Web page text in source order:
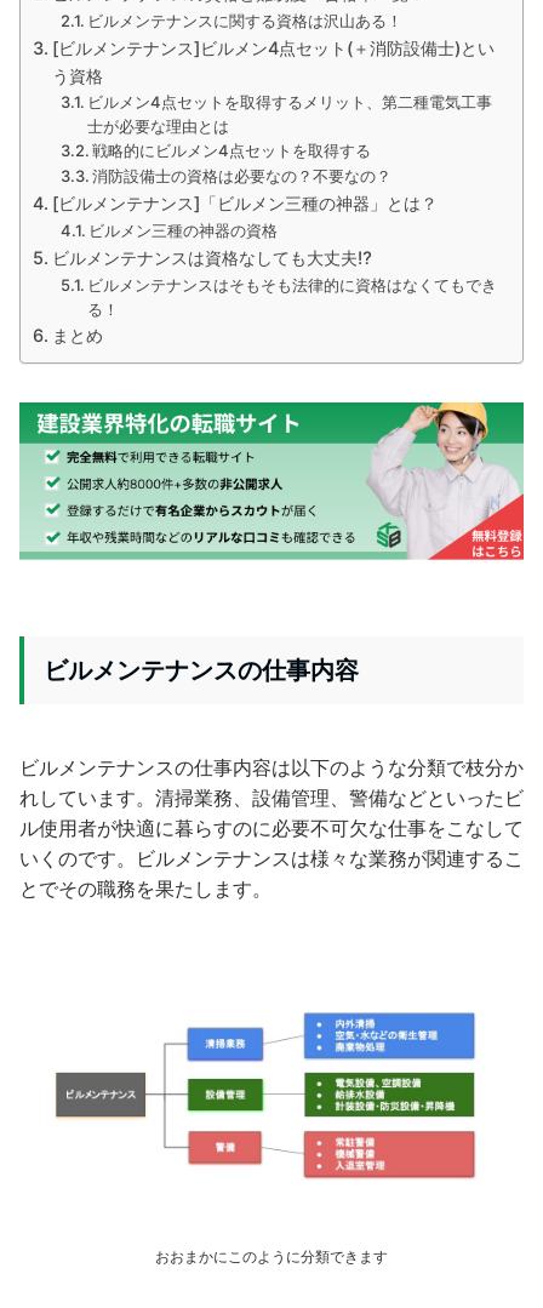
ビルメンテナンスに関する資格は沢山ある！
[ビルメンテナンス]ビルメン4点セット(＋消防設備士)とい
う資格
ビルメン4点セットを取得するメリット、第二種電気工事
士が必要な理由とは
戦略的にビルメン4点セットを取得する
消防設備士の資格は必要なの？不要なの？
[ビルメンテナンス]「ビルメン三種の神器」とは？
ビルメン三種の神器の資格
ビルメンテナンスは資格なしても大丈夫⁉
ビルメンテナンスはそもそも法律的に資格はなくてもでき
る！
まとめ
ビルメンテナンスの仕事内容
ビルメンテナンスの仕事内容は以下のような分類で枝分か
れしています。清掃業務、設備管理、警備などといったビ
ル使用者が快適に暮らすのに必要不可欠な仕事をこなして
いくのです。ビルメンテナンスは様々な業務が関連するこ
とでその職務を果たします。
おおまかにこのように分類できます